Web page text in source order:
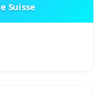
Suisse